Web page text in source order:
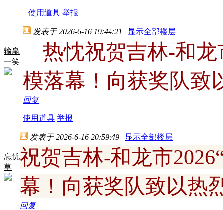
使用道具 举报
输赢
一笑
发表于 2026-6-16 19:44:21 | 显示全部楼层
热忱祝贺吉林-和龙
模落幕！向获奖队致
回复
使用道具 举报
忘忧
草
发表于 2026-6-16 20:59:49 | 显示全部楼层
祝贺吉林-和龙市
幕！向获奖队致以热
回复